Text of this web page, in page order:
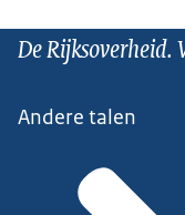
De Rijksoverheid.
Andere talen